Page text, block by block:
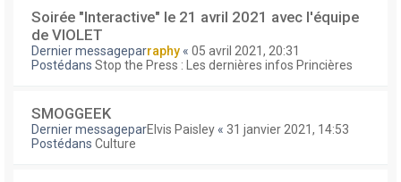
Soirée "Interactive" le 21 avril 2021 avec l'équipe
de VIOLET
Dernier messageparraphy « 05 avril 2021, 20:31
Postédans Stop the Press : Les dernières infos Princières
SMOGGEEK
Dernier messageparElvis Paisley « 31 janvier 2021, 14:53
Postédans Culture